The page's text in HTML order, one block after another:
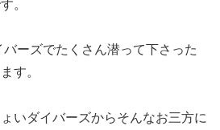
。
ーズでたくさん潜って下さった
す。
いダイバーズからそんなお三方に